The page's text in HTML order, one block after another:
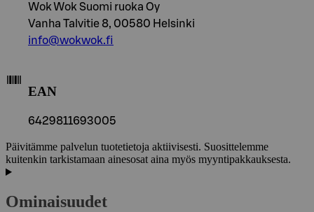
Wok Wok Suomi ruoka Oy
Vanha Talvitie 8, 00580 Helsinki
info@wokwok.fi
EAN
6429811693005
Päivitämme palvelun tuotetietoja aktiivisesti. Suosittelemme
kuitenkin tarkistamaan ainesosat aina myös myyntipakkauksesta.
Ominaisuudet